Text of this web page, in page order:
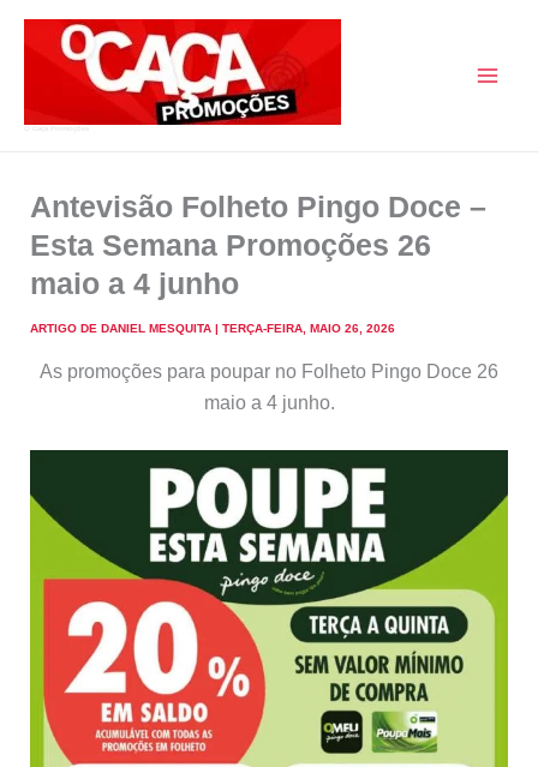
Antevisão Folheto Pingo Doce –
Esta Semana Promoções 26
maio a 4 junho
ARTIGO DE DANIEL MESQUITA | TERÇA-FEIRA, MAIO 26, 2026
As promoções para poupar no Folheto Pingo Doce 26
maio a 4 junho.